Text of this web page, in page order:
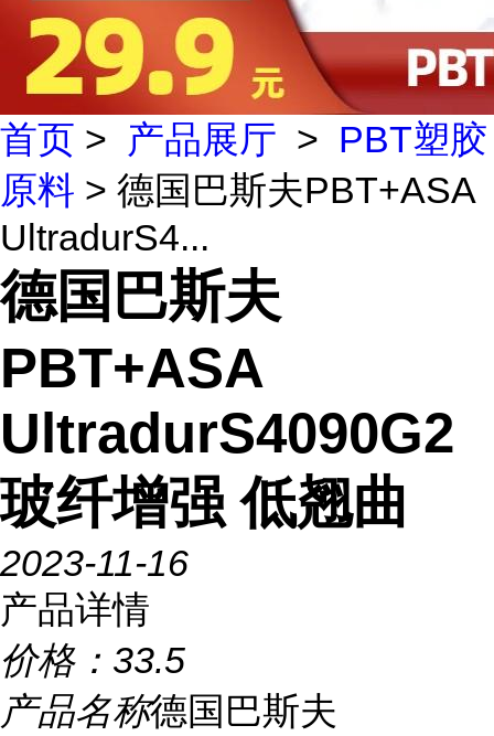
首页 > 产品展厅 > PBT塑胶
原料 > 德国巴斯夫PBT+ASA
UltradurS4...
德国巴斯夫
PBT+ASA
UltradurS4090G2
玻纤增强 低翘曲
2023-11-16
产品详情
价格： 33.5
产品名称德国巴斯夫